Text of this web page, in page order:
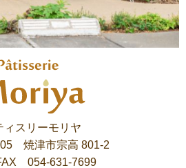
ィスリーモリヤ
焼津市宗高 801-2
054-631-7699